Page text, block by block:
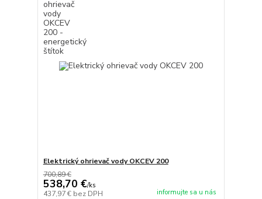
Elektrický ohrievač vody OKCEV 200
700,89 €
538,70 €/ks
437,97 € bez DPH informujte sa u nás